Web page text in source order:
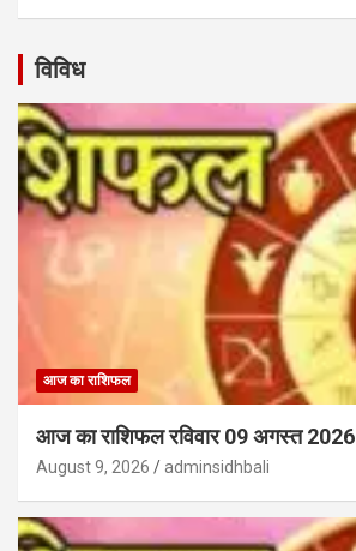
विविध
आज का राशिफल
आज का राशिफल रविवार 09 अगस्त 2026
August 9, 2026 adminsidhbali